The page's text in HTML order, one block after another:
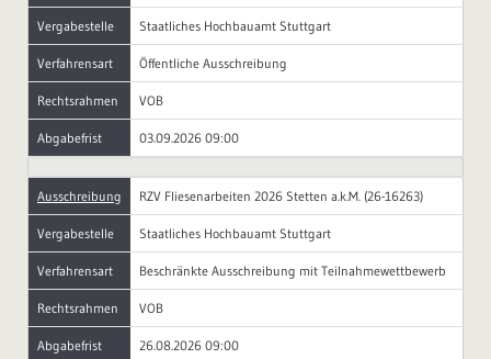
Vergabestelle Staatliches Hochbauamt Stuttgart
Verfahrensart Öffentliche Ausschreibung
Rechtsrahmen VOB
Abgabefrist 03.09.2026 09:00
Ausschreibung RZV Fliesenarbeiten 2026 Stetten a.k.M. (26-16263)
Vergabestelle Staatliches Hochbauamt Stuttgart
Verfahrensart Beschränkte Ausschreibung mit Teilnahmewettbewerb
Rechtsrahmen VOB
Abgabefrist 26.08.2026 09:00